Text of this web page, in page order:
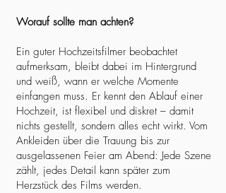
Worauf sollte man achten?
Ein guter Hochzeitsfilmer beobachtet
aufmerksam, bleibt dabei im Hintergrund
und weiß, wann er welche Momente
einfangen muss. Er kennt den Ablauf einer
Hochzeit, ist flexibel und diskret – damit
nichts gestellt, sondern alles echt wirkt. Vom
Ankleiden über die Trauung bis zur
ausgelassenen Feier am Abend: Jede Szene
zählt, jedes Detail kann später zum
Herzstück des Films werden.